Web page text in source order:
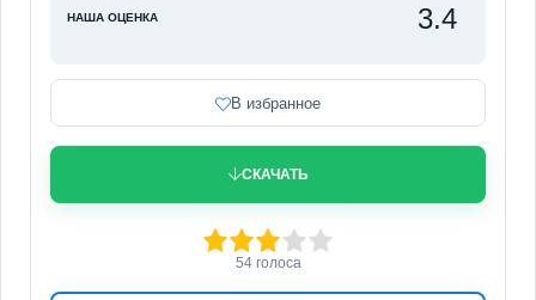
НАША ОЦЕНКА 3.4
В избранное
СКАЧАТЬ
3 4 5
54голоса